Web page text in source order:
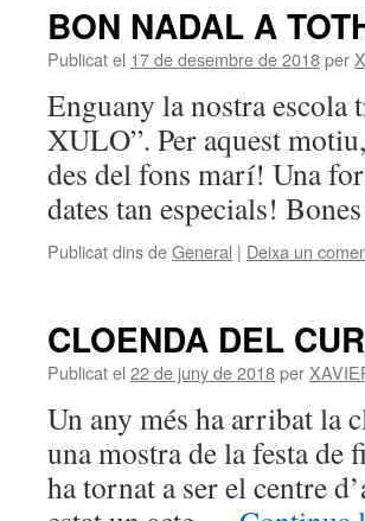
BON NADAL A
Publicat el 17 de desembre de 2018per
Enguany la nostra
XULO”. Per aquest
des del fons marí! Una
dates tan especials!
Publicat dins deGeneral | Deixa un
CLOENDA DEL
Publicat el 22 de juny de 2018per
Un any més ha arribat la
una mostra de la festa de
ha tornat a ser el centre